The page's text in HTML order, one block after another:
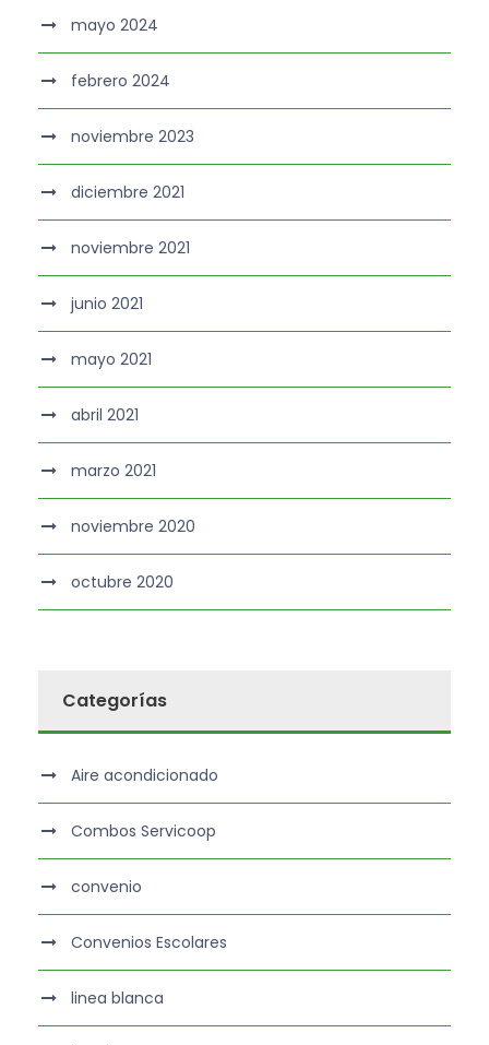
mayo 2024
febrero 2024
noviembre 2023
diciembre 2021
noviembre 2021
junio 2021
mayo 2021
abril 2021
marzo 2021
noviembre 2020
octubre 2020
Categorías
Aire acondicionado
Combos Servicoop
convenio
Convenios Escolares
linea blanca